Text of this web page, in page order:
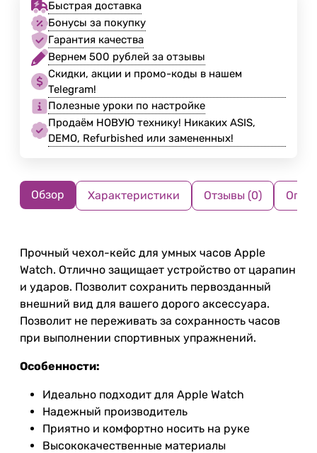
Быстрая доставка
Бонусы за покупку
Гарантия качества
Вернем 500 рублей за отзывы
Скидки, акции и промо-коды в нашем
Telegram!
Полезные уроки по настройке
Продаём НОВУЮ технику! Никаких ASIS,
DEMO, Refurbished или замененных!
Обзор Характеристики Отзывы (0)
Прочный чехол-кейс для умных часов Apple
Watch. Отлично защищает устройство от царапин
и ударов. Позволит сохранить первозданный
внешний вид для вашего дорого аксессуара.
Позволит не переживать за сохранность часов
при выполнении спортивных упражнений.
Особенности:
Идеально подходит для Apple Watch
Надежный производитель
Приятно и комфортно носить на руке
Высококачественные материалы